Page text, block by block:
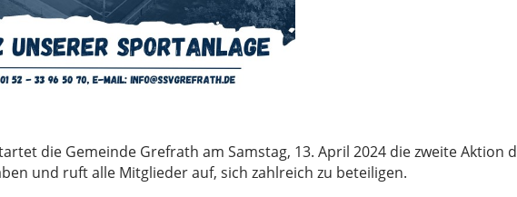
die Gemeinde Grefrath am Samstag, 13. April 2024 die zweite Aktion
und ruft alle Mitglieder auf, sich zahlreich zu beteiligen.